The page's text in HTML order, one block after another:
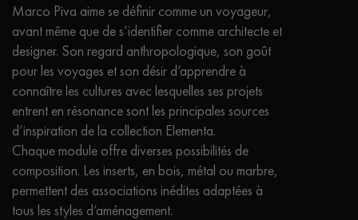
Marco Piva aime se définir comme un voyageur,
avant même que de s’identifier comme architecte et
designer. Son regard anthropologique, son goût
pour les voyages et son désir d’apprendre à
connaître les cultures avec lesquelles ses projets
entrent en résonance sont les principales sources
d’inspiration de la collection Elementa.
Chaque module offre diverses possibilités de
composition. Les inserts, en bois, métal ou marbre,
permettent des associations inédites adaptées à
tous les styles d’aménagement.